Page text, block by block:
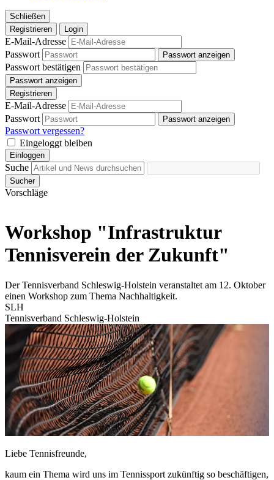
Schließen
Registrieren
Login
E-Mail-Adresse
Passwort
Passwort anzeigen
Passwort bestätigen
Passwort anzeigen
Registrieren
E-Mail-Adresse
Passwort
Passwort anzeigen
Passwort vergessen?
Eingeloggt bleiben
Einloggen
Suche
Sucher
Vorschläge
Workshop "Infrastruktur
Tennisverein der Zukunft"
Der Tennisverband Schleswig-Holstein veranstaltet am 12. Oktober
einen Workshop zum Thema Nachhaltigkeit.
SLH
Tennisverband Schleswig-Holstein
Liebe Tennisfreunde,
kaum ein Thema wird uns im Tennissport zukünftig so beschäftigen,